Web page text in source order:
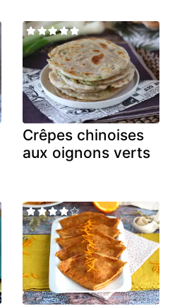
Crêpes chinoises
aux oignons verts